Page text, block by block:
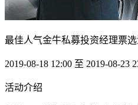
最佳人气金牛私募投资经理票选
2019-08-18 12:00 至 2019-08-23
活动介绍